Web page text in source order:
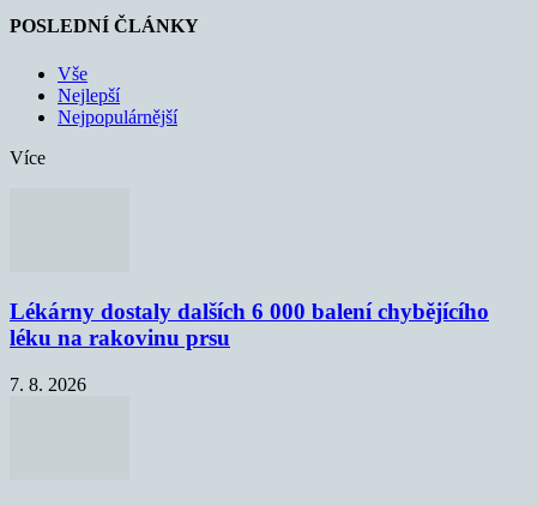
POSLEDNÍ ČLÁNKY
Vše
Nejlepší
Nejpopulárnější
Více
Lékárny dostaly dalších 6 000 balení chybějícího
léku na rakovinu prsu
7. 8. 2026